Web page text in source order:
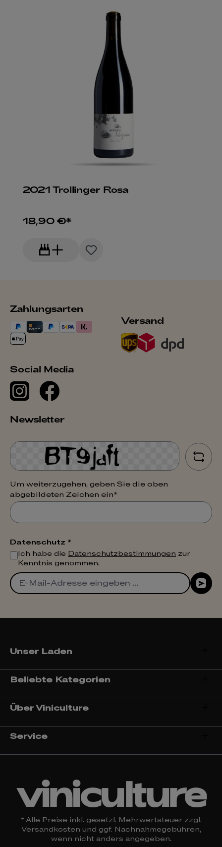
2021 Trollinger Rosa
18,90 €*
Zahlungsarten
Versand
Social Media
Newsletter
Um weiterzugehen, geben Sie die oben
abgebildeten Zeichen ein*
Datenschutz *
Ich habe die Datenschutzbestimmungen zur
Kenntnis genommen.
Unser Laden
Beliebte Kategorien
Über Viniculture
Service
viniculture
* Alle Preise inkl. gesetzl. Mehrwertsteuer zzgl.
Versandkosten und ggf. Nachnahmegebühren,
wenn nicht anders angegeben.